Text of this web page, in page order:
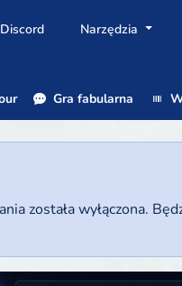
Discord Narzędzia
Gra fabularna
została wyłączona.